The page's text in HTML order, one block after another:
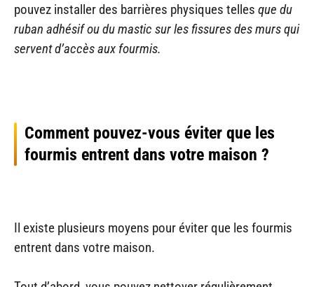
pouvez installer des barrières physiques telles que du
ruban adhésif ou du mastic sur les fissures des murs qui
servent d’accès aux fourmis.
Comment pouvez-vous éviter que les
fourmis entrent dans votre maison ?
Il existe plusieurs moyens pour éviter que les fourmis
entrent dans votre maison.